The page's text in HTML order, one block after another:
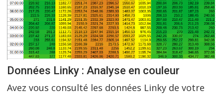
Données Linky : Analyse en couleur
Avez vous consulté les données Linky de votre